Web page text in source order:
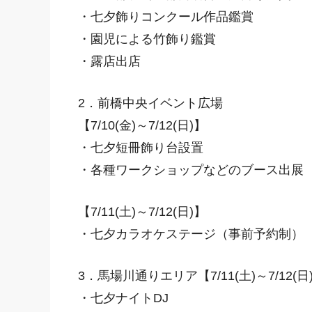
・七夕飾りコンクール作品鑑賞
・園児による竹飾り鑑賞
・露店出店
2．前橋中央イベント広場
【7/10(金)～7/12(日)】
・七夕短冊飾り台設置
・各種ワークショップなどのブース出展
【7/11(土)～7/12(日)】
・七夕カラオケステージ（事前予約制）
3．馬場川通りエリア【7/11(土) ～7/12(
・七夕ナイトDJ